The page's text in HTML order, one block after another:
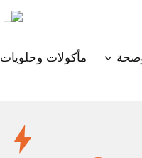
مأكولات وحلويات